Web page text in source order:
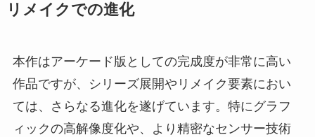
リメイクでの進化
本作はアーケード版としての完成度が非常に高い
作品ですが、シリーズ展開やリメイク要素におい
ては、さらなる進化を遂げています。特にグラフ
ィックの高解像度化や、より精密なセンサー技術